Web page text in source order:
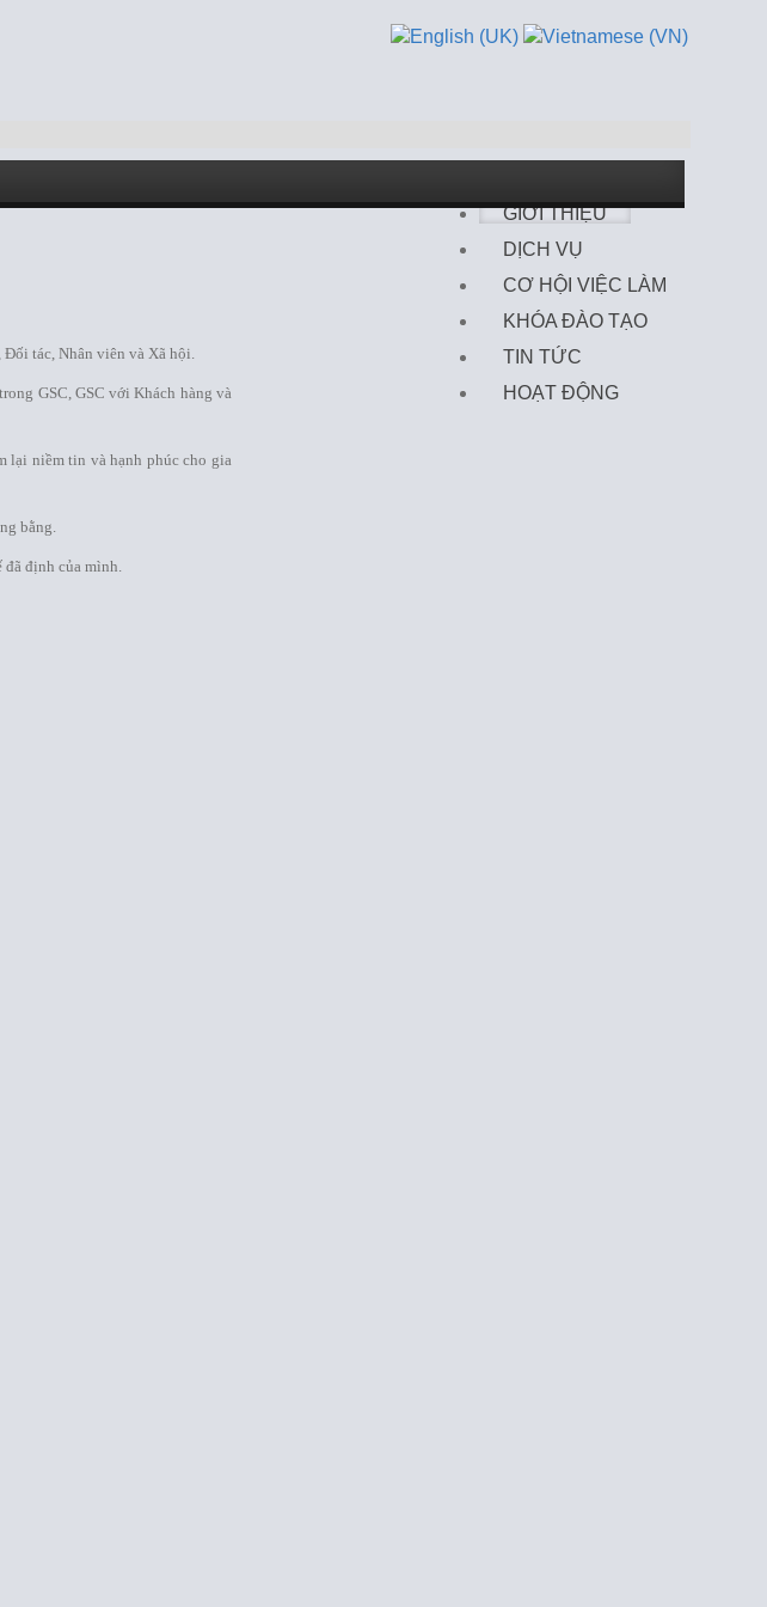
GIỚI THIỆU
DỊCH VỤ
CƠ HỘI VIỆC LÀM
KHÓA ĐÀO TẠO
TIN TỨC
HOẠT ĐỘNG
tác, Nhân viên và Xã hội.
GSC, GSC với Khách hàng và
lại niềm tin và hạnh phúc cho gia
bằng.
định của mình.